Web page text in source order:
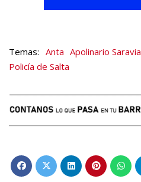
Anta Apolinario Saravia
Policía de Salta